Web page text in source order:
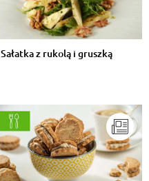
Sałatka z rukolą i gruszką